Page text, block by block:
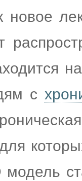
новое
с